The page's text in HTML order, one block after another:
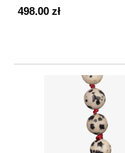
498.00 zł